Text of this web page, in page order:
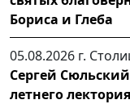
Бориса и Глеба
05.08.2026 г.
Сергей
летнего